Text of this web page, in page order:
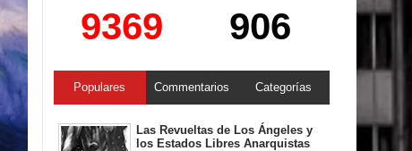
9369 906
Populares Commentarios Categorías
Las Revueltas de Los Ángeles y
los Estados Libres Anarquistas